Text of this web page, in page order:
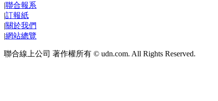
|聯合報系
|訂報紙
|關於我們
|網站總覽
聯合線上公司 著作權所有 © udn.com. All Rights Reserved.